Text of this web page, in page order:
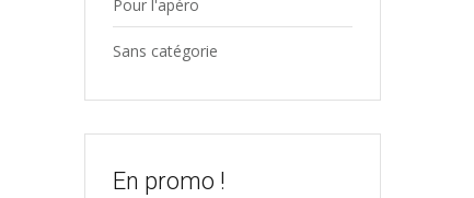
Pour l'apéro
Sans catégorie
En promo !